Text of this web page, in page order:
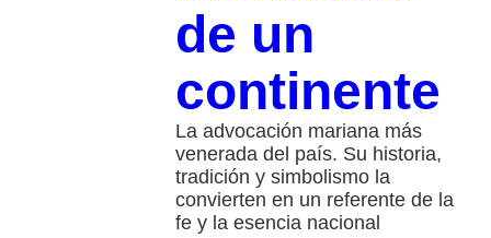
de un
continente
La advocación mariana más
venerada del país. Su historia,
tradición y simbolismo la
convierten en un referente de la
fe y la esencia nacional